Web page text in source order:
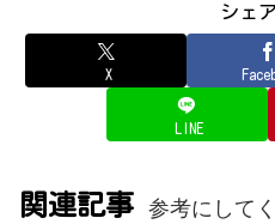
シェ
X
LINE
関連記事 参考にして